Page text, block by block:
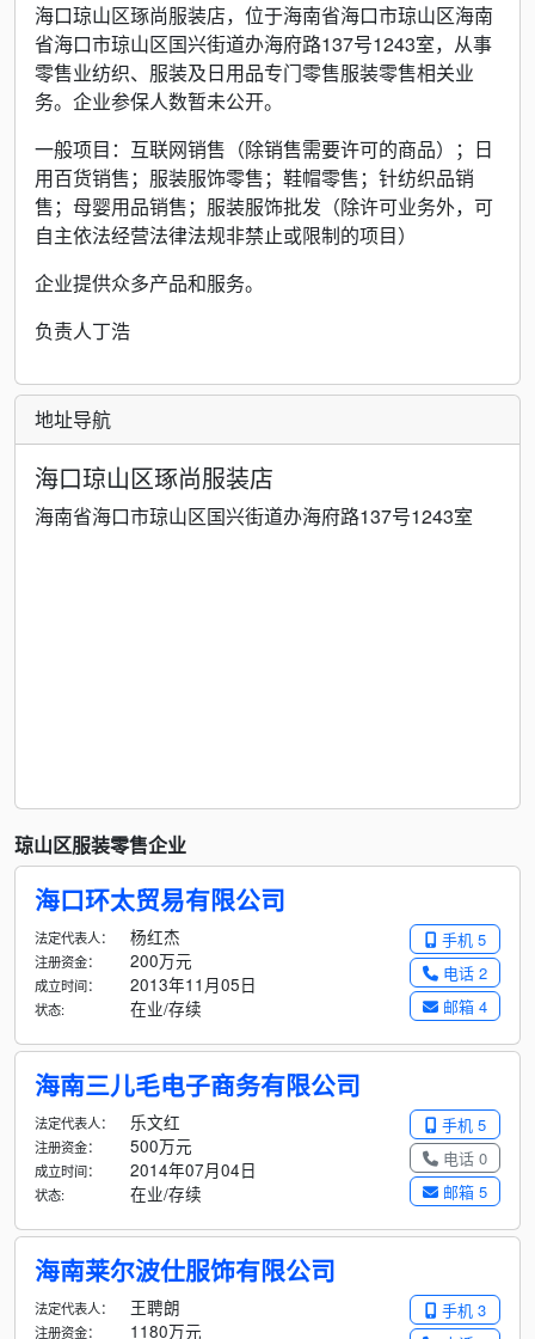
海口琼山区琢尚服装店，位于海南省海口市琼山区海南
省海口市琼山区国兴街道办海府路137号1243室，从事
零售业纺织、服装及日用品专门零售服装零售相关业
务。企业参保人数暂未公开。
一般项目：互联网销售（除销售需要许可的商品）；日
用百货销售；服装服饰零售；鞋帽零售；针纺织品销
售；母婴用品销售；服装服饰批发（除许可业务外，可
自主依法经营法律法规非禁止或限制的项目）
企业提供众多产品和服务。
负责人丁浩
地址导航
海口琼山区琢尚服装店
海南省海口市琼山区国兴街道办海府路137号1243室
琼山区服装零售企业
海口环太贸易有限公司
手机 5
电话 2
邮箱 4
法定代表人： 杨红杰
注册资金： 200万元
成立时间： 2013年11月05日
状态: 在业/存续
海南三儿毛电子商务有限公司
手机 5
电话 0
邮箱 5
法定代表人： 乐文红
注册资金： 500万元
成立时间： 2014年07月04日
状态: 在业/存续
海南莱尔波仕服饰有限公司
手机 3
法定代表人： 王聘朗
注册资金： 1180万元